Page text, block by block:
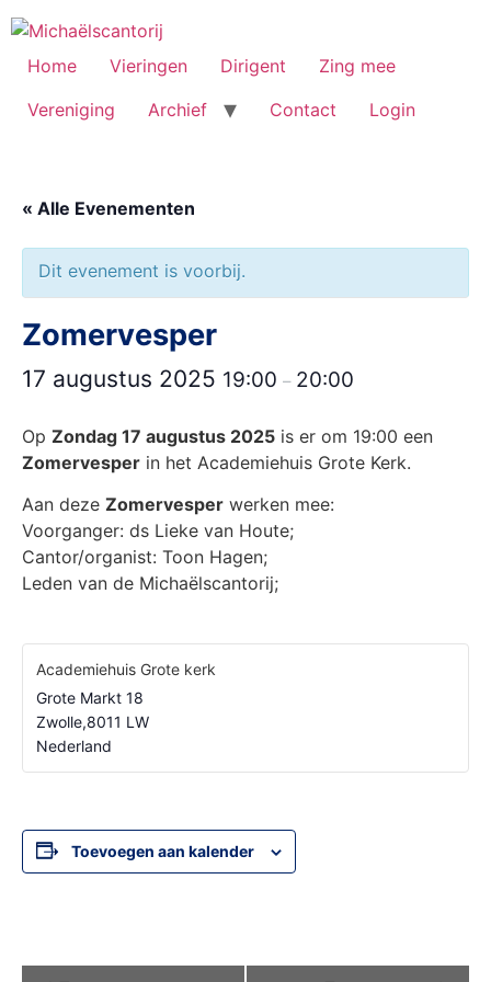
Ga
naar
Home Vieringen Dirigent
Zing mee
Vereniging
Archief Contact Login
« Alle Evenementen
Dit evenement is voorbij.
Zomervesper
17 augustus 2025 19:00 – 20:00
Op Zondag 17 augustus 2025 is er om 19:00 een
Zomervesper in het Academiehuis Grote Kerk.
Aan deze Zomervesper werken mee:
Voorganger: ds Lieke van Houte;
Cantor/organist: Toon Hagen;
Leden van de Michaëlscantorij;
Academiehuis Grote kerk
Grote Markt 18
Zwolle,8011 LW
Nederland
Toevoegen aan kalender